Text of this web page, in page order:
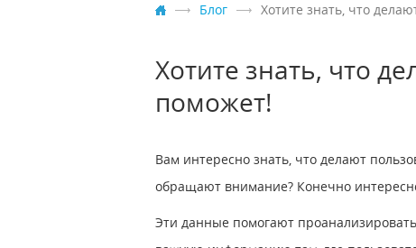
Блог Хотите знать, что
Хотите знать, что
поможет!
Вам интересно знать, что делают
обращают внимание? Конечно
Эти данные помогают